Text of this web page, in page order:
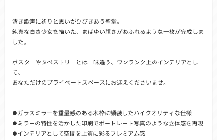
清き歌声に祈りと思いがひびきあう聖堂。
純真な白き少女を描いた、まばゆい輝きがあふれるような一枚が完成しま
した。
ポスターやタペストリーとは一味違う、ワンランク上のインテリアとし
て、
あなただけのプライベートスペースにお迎えくださいませ。
●ガラスミラーを重量感のある木枠に額装したハイクオリティな仕様
●ミラーの特性を活かした印刷でポートレート写真のような立体感を再現
●インテリアとして空間を上質に彩るプレミアム感